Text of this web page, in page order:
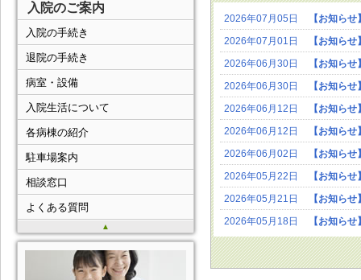
2026年07月05日 【お知らせ
2026年07月01日 【お知らせ
2026年06月30日 【お知らせ
2026年06月30日 【お知らせ
2026年06月12日 【お知らせ
2026年06月12日 【お知らせ
2026年06月02日 【お知らせ
2026年05月22日 【お知らせ
2026年05月21日 【お知らせ
2026年05月18日 【お知らせ
入院のご案内
▲
入院の手続き
退院の手続き
病室・設備
入院生活について
各病棟の紹介
駐車場案内
相談窓口
よくある質問